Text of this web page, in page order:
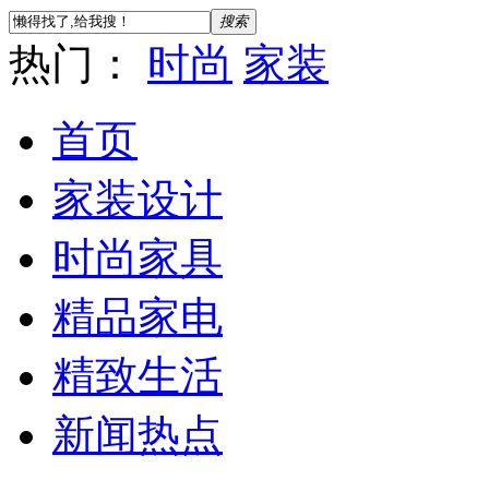
搜索
热门： 时尚 家装
首页
家装设计
时尚家具
精品家电
精致生活
新闻热点